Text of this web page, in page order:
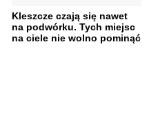
Kleszcze czają się nawet
na podwórku. Tych miejsc
na ciele nie wolno pominąć